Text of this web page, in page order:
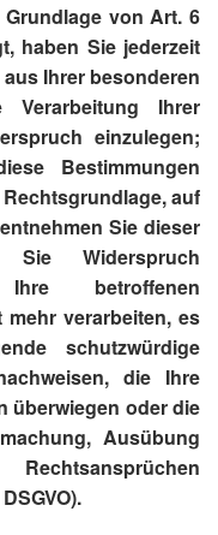
von Art. 6
haben Sie jederzeit
Ihrer besonderen
Ihrer
einzulegen;
Bestimmungen
auf
Sie dieser
Sie Widerspruch
betroffenen
verarbeiten, es
schutzwürdige
die Ihre
überwiegen oder die
Ausübung